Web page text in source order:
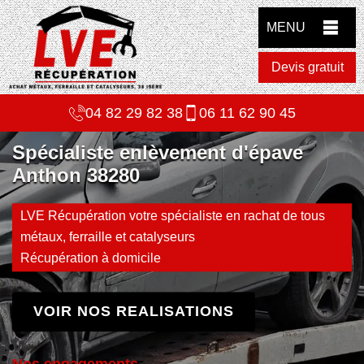
MENU
Devis gratuit
04 82 29 82 38 06 11 62 90 45
Spécialiste enlèvement d'épave
Anthon 38280
LVE Récupération votre spécialiste en rachat de tous
métaux, ferraille et catalyseurs
Récupération à domicile
VOIR NOS REALISATIONS